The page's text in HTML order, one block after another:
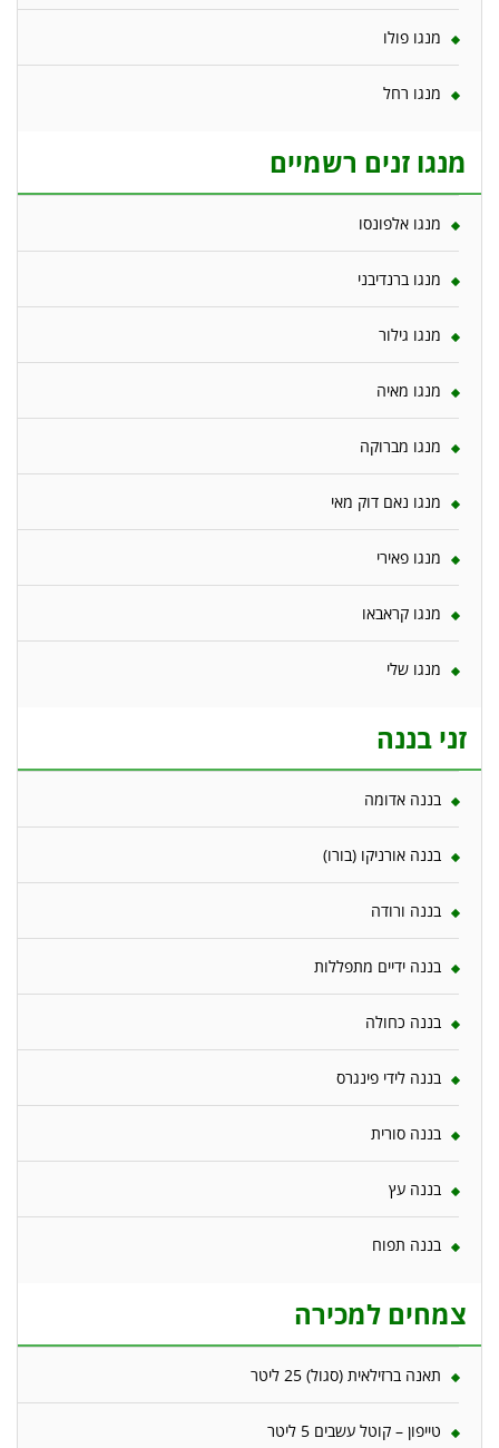
מנגו פולו
מנגו רחל
מנגו זנים רשמיים
מנגו אלפונסו
מנגו ברנדיבני
מנגו גילור
מנגו מאיה
מנגו מברוקה
מנגו נאם דוק מאי
מנגו פאירי
מנגו קראבאו
מנגו שלי
זני בננה
בננה אדומה
בננה אורניקו (בורו)
בננה ורודה
בננה ידיים מתפללות
בננה כחולה
בננה לידי פינגרס
בננה סורית
בננה עץ
בננה תפוח
צמחים למכירה
תאנה ברזילאית (סגול) 25 ליטר
טייפון – קוטל עשבים 5 ליטר